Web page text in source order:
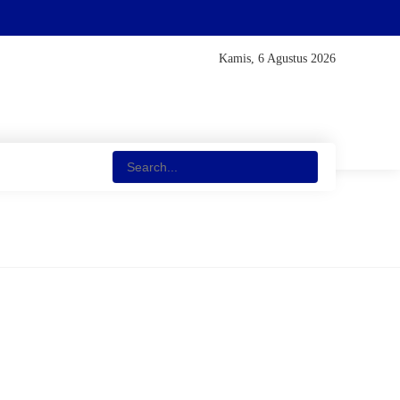
Kamis, 6 Agustus 2026